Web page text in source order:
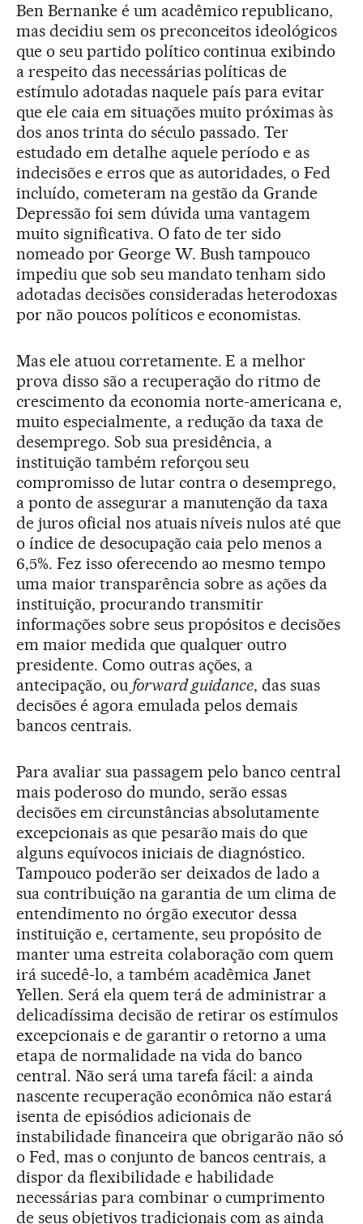
Ben Bernanke é um acadêmico republicano,
mas decidiu sem os preconceitos ideológicos
que o seu partido político continua exibindo
a respeito das necessárias políticas de
estímulo adotadas naquele país para evitar
que ele caia em situações muito próximas às
dos anos trinta do século passado. Ter
estudado em detalhe aquele período e as
indecisões e erros que as autoridades, o Fed
incluído, cometeram na gestão da Grande
Depressão foi sem dúvida uma vantagem
muito significativa. O fato de ter sido
nomeado por George W. Bush tampouco
impediu que sob seu mandato tenham sido
adotadas decisões consideradas heterodoxas
por não poucos políticos e economistas.
Mas ele atuou corretamente. E a melhor
prova disso são a recuperação do ritmo de
crescimento da economia norte-americana e,
muito especialmente, a redução da taxa de
desemprego. Sob sua presidência, a
instituição também reforçou seu
compromisso de lutar contra o desemprego,
a ponto de assegurar a manutenção da taxa
de juros oficial nos atuais níveis nulos até que
o índice de desocupação caia pelo menos a
6,5%. Fez isso oferecendo ao mesmo tempo
uma maior transparência sobre as ações da
instituição, procurando transmitir
informações sobre seus propósitos e decisões
em maior medida que qualquer outro
presidente. Como outras ações, a
antecipação, ou forward guidance, das suas
decisões é agora emulada pelos demais
bancos centrais.
Para avaliar sua passagem pelo banco central
mais poderoso do mundo, serão essas
decisões em circunstâncias absolutamente
excepcionais as que pesarão mais do que
alguns equívocos iniciais de diagnóstico.
Tampouco poderão ser deixados de lado a
sua contribuição na garantia de um clima de
entendimento no órgão executor dessa
instituição e, certamente, seu propósito de
manter uma estreita colaboração com quem
irá sucedê-lo, a também acadêmica Janet
Yellen. Será ela quem terá de administrar a
delicadíssima decisão de retirar os estímulos
excepcionais e de garantir o retorno a uma
etapa de normalidade na vida do banco
central. Não será uma tarefa fácil: a ainda
nascente recuperação econômica não estará
isenta de episódios adicionais de
instabilidade financeira que obrigarão não só
o Fed, mas o conjunto de bancos centrais, a
dispor da flexibilidade e habilidade
necessárias para combinar o cumprimento
de seus objetivos tradicionais com as ainda